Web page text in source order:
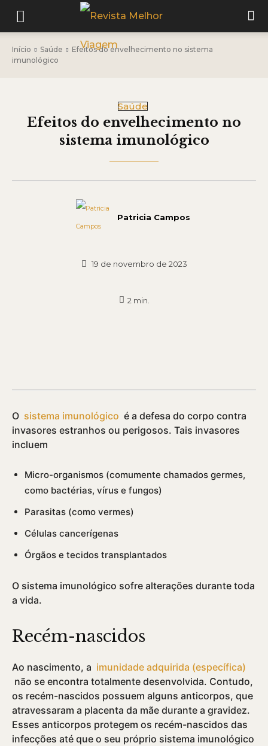
Início Saúde
Efeitos do envelhecimento no sistema
imunológico
Saúde
Efeitos do envelhecimento no
sistema imunológico
Patricia Campos
19 de novembro de 2023
2 min.
O sistema imunológico é a defesa do corpo contra
invasores estranhos ou perigosos. Tais invasores
incluem
Micro-organismos (comumente chamados germes,
como bactérias, ví­rus e fungos)
Parasitas (como vermes)
Células cancerí­genas
Órgãos e tecidos transplantados
O sistema imunológico sofre alterações durante toda
a vida.
Recém-nascidos
Ao nascimento, a imunidade adquirida (especí­fica)
não se encontra totalmente desenvolvida. Contudo,
os recém-nascidos possuem alguns anticorpos, que
atravessaram a placenta da mãe durante a gravidez.
Esses anticorpos protegem os recém-nascidos das
infecções até que o seu próprio sistema imunológico